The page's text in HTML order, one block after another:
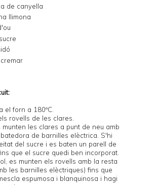
de canyella
llimona
el forn a 180ºC.
rovells de les clares.
munten les clares a punt de neu amb
de barnilles elèctrica. S'hi
del sucre i es baten un parell de
que el sucre quedi ben incorporat.
es munten els rovells amb la resta
les barnilles elèctriques) fins que
espumosa i blanquinosa i hagi